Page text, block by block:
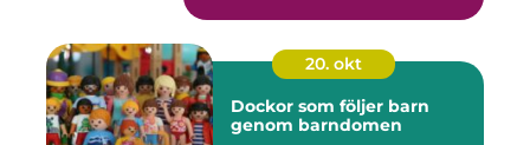
20. okt
Dockor som följer barn
genom barndomen